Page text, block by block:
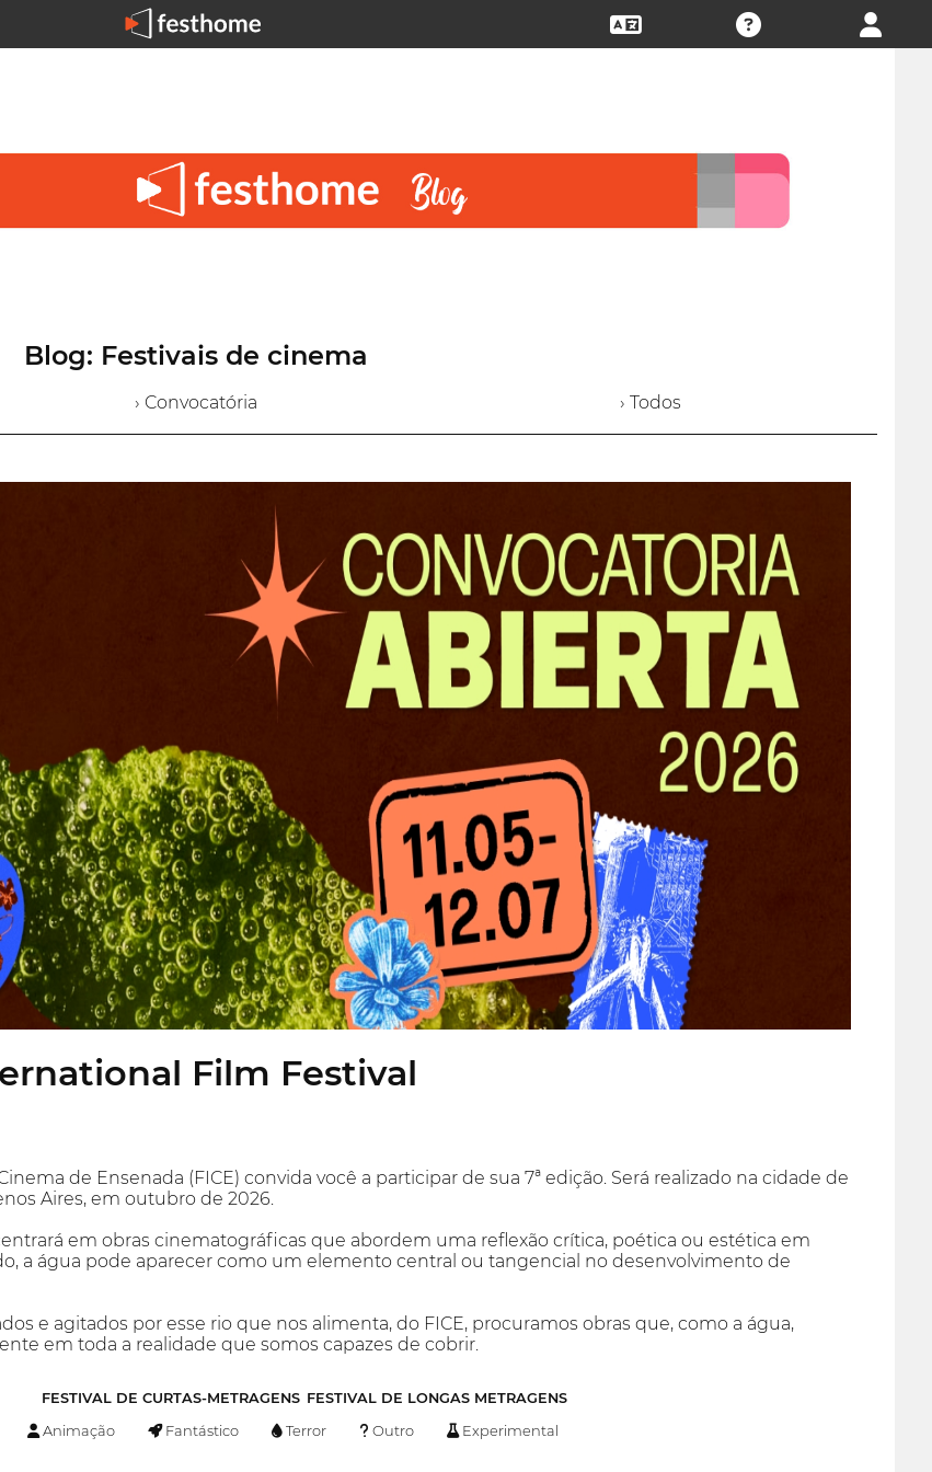
Blog: Festivais de cinema
› Convocatória › Todos
Film Festival
de Ensenada (FICE) convida você a participar de sua 7ª edição. Será realizado na cidade de
Aires, em outubro de 2026.
em obras cinematográficas que abordem uma reflexão crítica, poética ou estética em
a água pode aparecer como um elemento central ou tangencial no desenvolvimento de
e agitados por esse rio que nos alimenta, do FICE, procuramos obras que, como a água,
em toda a realidade que somos capazes de cobrir.
FESTIVAL DE CURTAS-METRAGENS FESTIVAL DE LONGAS METRAGENS
Animação Fantástico Terror Outro Experimental